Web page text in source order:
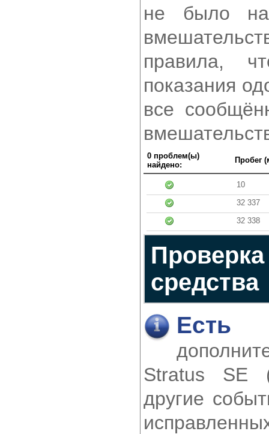
не было
правила,
показания
все
0 проблем(ы)
найдено:
Пробег
10
32 337
32 338
средства
Есть
Stratus SE
другие